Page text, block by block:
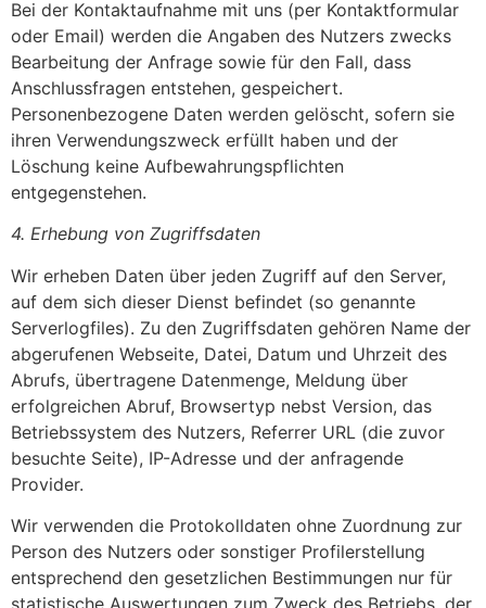
Bei der Kontaktaufnahme mit uns (per Kontaktformular
oder Email) werden die Angaben des Nutzers zwecks
Bearbeitung der Anfrage sowie für den Fall, dass
Anschlussfragen entstehen, gespeichert.
Personenbezogene Daten werden gelöscht, sofern sie
ihren Verwendungszweck erfüllt haben und der
Löschung keine Aufbewahrungspflichten
entgegenstehen.
4. Erhebung von Zugriffsdaten
Wir erheben Daten über jeden Zugriff auf den Server,
auf dem sich dieser Dienst befindet (so genannte
Serverlogfiles). Zu den Zugriffsdaten gehören Name der
abgerufenen Webseite, Datei, Datum und Uhrzeit des
Abrufs, übertragene Datenmenge, Meldung über
erfolgreichen Abruf, Browsertyp nebst Version, das
Betriebssystem des Nutzers, Referrer URL (die zuvor
besuchte Seite), IP-Adresse und der anfragende
Provider.
Wir verwenden die Protokolldaten ohne Zuordnung zur
Person des Nutzers oder sonstiger Profilerstellung
entsprechend den gesetzlichen Bestimmungen nur für